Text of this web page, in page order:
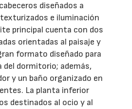
diseñados a
e iluminación
principal cuenta con dos
orientadas al paisaje y
formato diseñado para
del dormitorio; además,
y un baño organizado en
La planta inferior
destinados al ocio y al